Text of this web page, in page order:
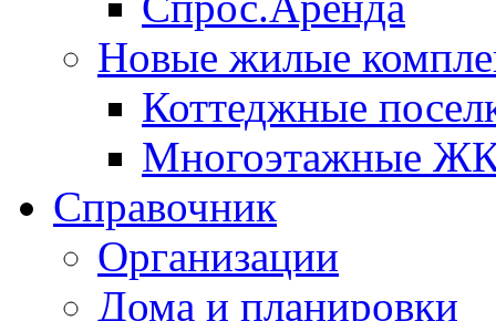
Новые жилые
Коттеджные
Многоэтажные
Справочник
Организации
Дома и планировки